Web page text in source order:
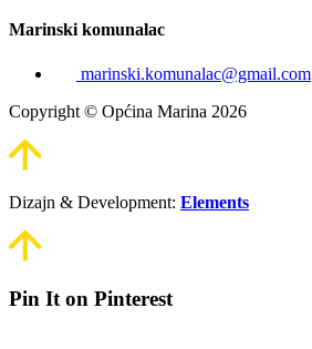
Marinski komunalac
marinski.komunalac@gmail.com
Copyright © Općina Marina 2026
Dizajn & Development: Elements
Pin It on Pinterest